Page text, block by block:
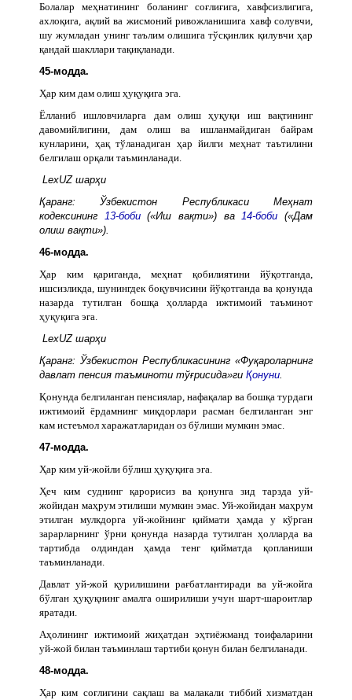
Болалар меҳнатининг боланинг соғлиғига, хавфсизлигига,
ахлоқига, ақлий ва жисмоний ривожланишига хавф солувчи,
шу жумладан унинг таълим олишига тўсқинлик қилувчи ҳар
қандай шакллари тақиқланади.
45-модда.
Ҳар ким дам олиш ҳуқуқига эга.
Ёлланиб ишловчиларга дам олиш ҳуқуқи иш вақтининг
давомийлигини, дам олиш ва ишланмайдиган байрам
кунларини, ҳақ тўланадиган ҳар йилги меҳнат таътилини
белгилаш орқали таъминланади.
LexUZ шарҳи
Қаранг: Ўзбекистон Республикаси Меҳнат
кодексининг 13-боби(«Иш вақти») ва14-боби («Дам
олиш вақти»).
46-модда.
Ҳар ким қариганда, меҳнат қобилиятини йўқотганда,
ишсизликда, шунингдек боқувчисини йўқотганда ва қонунда
назарда тутилган бошқа ҳолларда ижтимоий таъминот
ҳуқуқига эга.
LexUZ шарҳи
Қаранг: Ўзбекистон Республикасининг «Фуқароларнинг
давлат пенсия таъминоти тўғрисида»ги Қонуни.
Қонунда белгиланган пенсиялар, нафақалар ва бошқа турдаги
ижтимоий ёрдамнинг миқдорлари расман белгиланган энг
кам истеъмол харажатларидан оз бўлиши мумкин эмас.
47-модда.
Ҳар ким уй-жойли бўлиш ҳуқуқига эга.
Ҳеч ким суднинг қарорисиз ва қонунга зид тарзда уй-
жойидан маҳрум этилиши мумкин эмас. Уй-жойидан маҳрум
этилган мулкдорга уй-жойнинг қиймати ҳамда у кўрган
зарарларнинг ўрни қонунда назарда тутилган ҳолларда ва
тартибда олдиндан ҳамда тенг қийматда қопланиши
таъминланади.
Давлат уй-жой қурилишини рағбатлантиради ва уй-жойга
бўлган ҳуқуқнинг амалга оширилиши учун шарт-шароитлар
яратади.
Аҳолининг ижтимоий жиҳатдан эҳтиёжманд тоифаларини
уй-жой билан таъминлаш тартиби қонун билан белгиланади.
48-модда.
Ҳар ким соғлиғини сақлаш ва малакали тиббий хизматдан